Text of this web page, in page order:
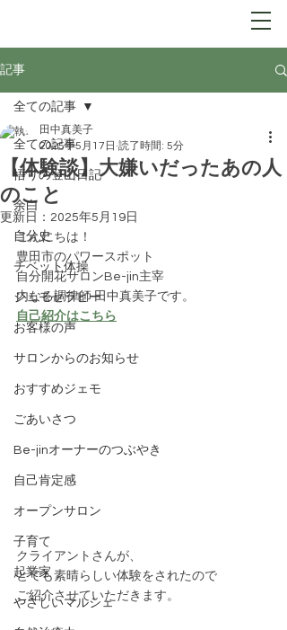
記事
全ての記事
悟りの登山日記
余白
自分史
チベット体操
ジェモセラピー
お客様の声
サロンからのお知らせ
おすすめジェモ
ごあいさつ
Be-jinオーナーのつぶやき
自己肯定感
オープンサロン
子育て
起業家
やさしいマルシェ
全ての記事
【体験談】大嫌いだったあの人
のこと
田中真美子
2025年5月17日 読了時間: 5分
更新日： 2025年5月19日
こんにちは！
豊田市のパワースポット
自分開花サロンBe-jin主宰
内なる調律師 田中真美子です。
自己紹介はこちら
クライアントさんが、
とても素晴らしい体験をされたので
ご紹介させていただきます。